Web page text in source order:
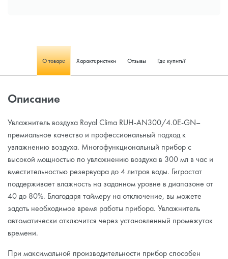
О товаре Характеристики Отзывы Где купить?
Описание
Увлажнитель воздуха Royal Clima RUH-AN300/4.0E-GN–
премиальное качество и профессиональный подход к
увлажнению воздуха. Многофункциональный прибор с
высокой мощностью по увлажнению воздуха в 300 мл в час и
вместительностью резервуара до 4 литров воды. Гигростат
поддерживает влажность на заданном уровне в диапазоне от
40 до 80%. Благодаря таймеру на отключение, вы можете
задать необходимое время работы прибора. Увлажнитель
автоматически отключится через установленный промежуток
времени.
При максимальной производительности прибор способен